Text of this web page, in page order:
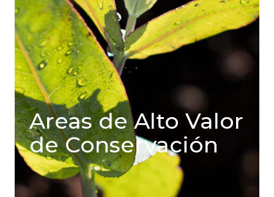
Areas de Alto Valor
de Conservación